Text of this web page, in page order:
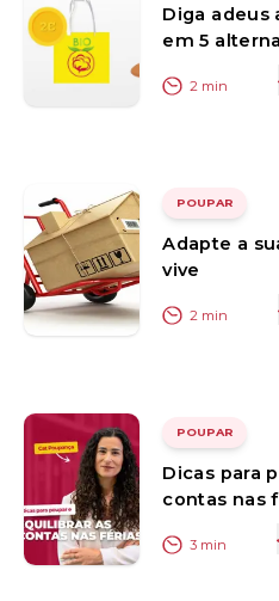
Diga adeus
em 5
2 min
POUPAR
Adapte a
vive
2 min
POUPAR
Dicas para
contas nas
3 min